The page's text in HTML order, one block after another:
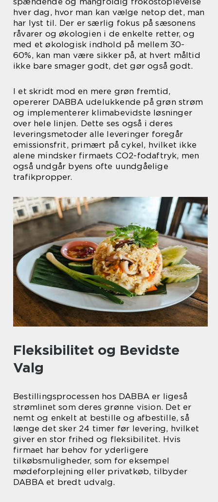
hver dag, hvor man kan vælge netop det, man
har lyst til. Der er særlig fokus på sæsonens
råvarer og økologien i de enkelte retter, og
med et økologisk indhold på mellem 30-
60%, kan man være sikker på, at hvert måltid
ikke bare smager godt, det gør også godt.
I et skridt mod en mere grøn fremtid,
opererer DABBA udelukkende på grøn strøm
og implementerer klimabevidste løsninger
over hele linjen. Dette ses også i deres
leveringsmetoder alle leveringer foregår
emissionsfrit, primært på cykel, hvilket ikke
alene mindsker firmaets CO2-fodaftryk, men
også undgår byens ofte uundgåelige
trafikpropper.
Fleksibilitet og Bevidste
Valg
Bestillingsprocessen hos DABBA er ligeså
strømlinet som deres grønne vision. Det er
nemt og enkelt at bestille og afbestille, så
længe det sker 24 timer før levering, hvilket
giver en stor frihed og fleksibilitet. Hvis
firmaet har behov for yderligere
tilkøbsmuligheder, som for eksempel
mødeforplejning eller privatkøb, tilbyder
DABBA et bredt udvalg.